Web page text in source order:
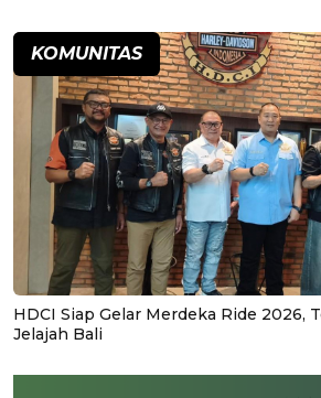
KOMUNITAS
HDCI Siap Gelar Merdeka Ride 2026,
Jelajah Bali